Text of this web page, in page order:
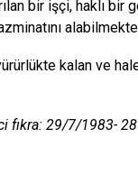
bir işçi, haklı bir
kalan ve
fıkra: 29/7/1983-